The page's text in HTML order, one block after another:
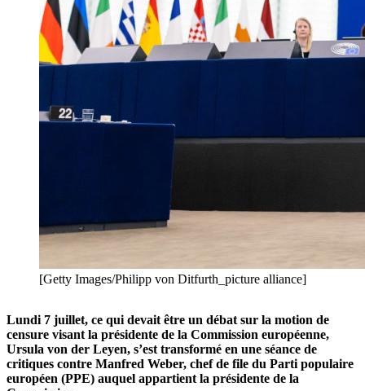
[Getty Images/Philipp von Ditfurth_picture alliance]
Lundi 7 juillet, ce qui devait être un débat sur la motion de
censure visant la présidente de la Commission européenne,
Ursula von der Leyen, s’est transformé en une séance de
critiques contre Manfred Weber, chef de file du Parti populaire
européen (PPE) auquel appartient la présidente de la